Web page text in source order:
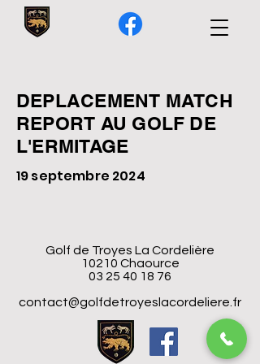
DEPLACEMENT MATCH
REPORT AU GOLF DE
L'ERMITAGE
19 septembre 2024
Golf de Troyes La Cordelière
10210 Chaource
03 25 40 18 76
contact@golfdetroyeslacordeliere.fr